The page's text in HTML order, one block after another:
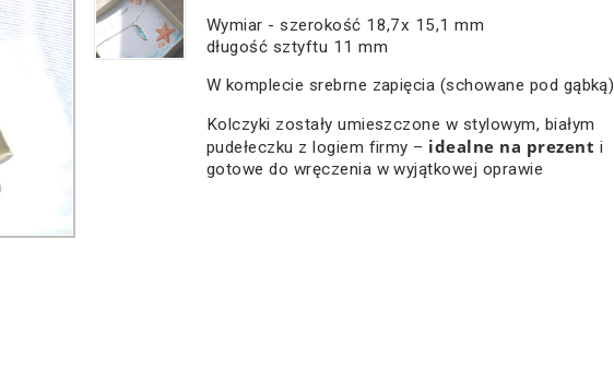
Wymiar - szerokość 18,7x 15,1 mm
długość sztyftu 11 mm
W komplecie srebrne zapięcia (schowane pod gąbką)
Kolczyki zostały umieszczone w stylowym, białym
pudełeczku z logiem firmy – idealne na prezent i
gotowe do wręczenia w wyjątkowej oprawie